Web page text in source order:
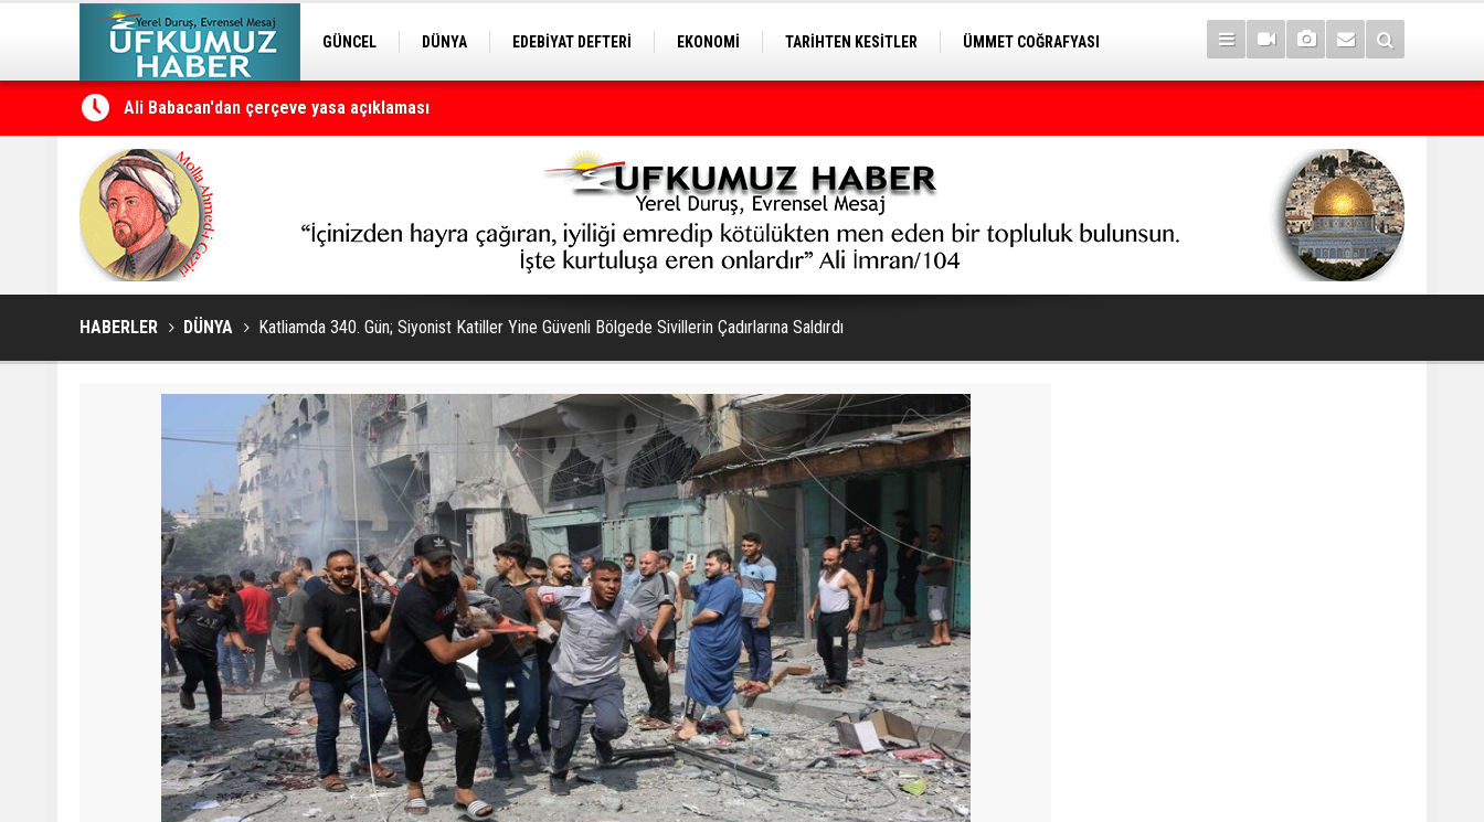
GÜNCEL DÜNYA EDEBİYAT DEFTERİ EKONOMİ TARİHTEN KESİTLER
ÜMMET COĞRAFYASI
Petrol erzan bû
HABERLER DÜNYA Katliamda 340. Gün; Siyonist Katiller Yine Güvenli Bölgede Sivillerin Çadırlarına Saldırdı